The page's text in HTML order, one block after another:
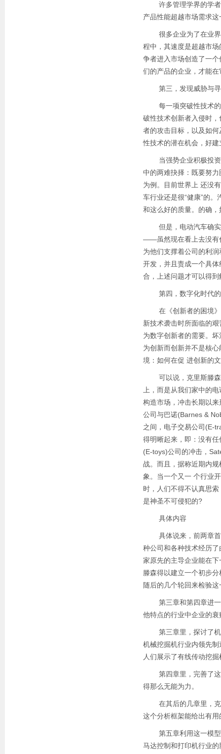
许多管理学界的学者
产品性能超越市场需求
很多企业为了在业界
程中，其速度是超越市
争者进入市场创造了一
们的产品的企业，才能
第三，发现威胁与寻
每一项突破性技术的
破性技术创新者入侵时
者的攻击目标，以及如
性技术的潜在机会，好
当强势企业积极投资
中的两难抉择：既要努
为例。目前世界上 还没
车行业还是很“健康”的
和这么好的质量。的确
但是，电动汽车确实
——虽然现在看上去没有
为他们支撑着公司的利
开发，并且责成一个具
合，上述问题才可以得到
第四，数字化时代的
在《创新者的困境》
新技术袭击时所面临的
为数字创新者的需要。
为创新而创新并不是核
境：如何在促 进创新的
可以说，克里斯滕森的
上，而是从我们家中的
构造市场，冲击长期以
公司与巴诺(Barnes &
之间，电子交易公司(E-
得明晰起来，即：没有
(E-toys)公司的冲击，
战。而且，据称近期内
象。当一个又一 个行业
时，人们不得不认真思
是神圣不可侵犯的?
具体内容
具体说来，前两章首
种公司和各种技术经历
家原先的主导企业能在
滕森得以建立一个初步
随后的几个轮回来检验
第三章和第四章进一
他特点的行业中企业的
第三章里，探讨了机
机械挖掘机行业内领先
人们展示了有线传动挖
第四章里，完善了这
得那么无能为力。
在其后的几章里，克里
这个分析框架能给出有
第五章利用这一模型
马达控制和打印机行业的